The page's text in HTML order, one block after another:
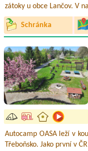
zátoky u obce Lančov. V
Schránka
Autocamp OASA leží v
Třeboňsko. Jako první v